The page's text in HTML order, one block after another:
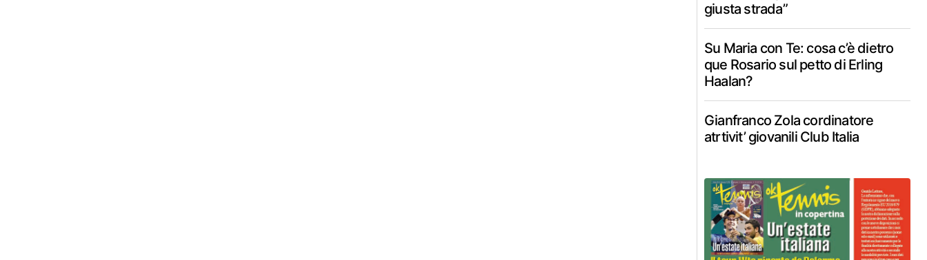
giusta strada”
Su Maria con Te: cosa c’è dietro
que Rosario sul petto di Erling
Haalan?
Gianfranco Zola cordinatore
atrtivit’ giovanili Club Italia